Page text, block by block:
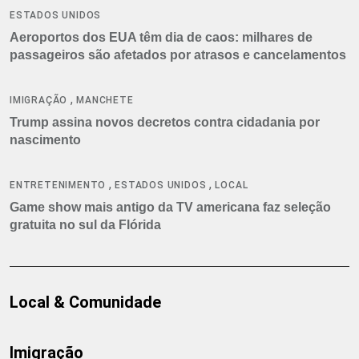
ESTADOS UNIDOS
Aeroportos dos EUA têm dia de caos: milhares de
passageiros são afetados por atrasos e cancelamentos
IMIGRAÇÃO ,MANCHETE
Trump assina novos decretos contra cidadania por
nascimento
ENTRETENIMENTO ,ESTADOS UNIDOS ,LOCAL
Game show mais antigo da TV americana faz seleção
gratuita no sul da Flórida
Local & Comunidade
Imigração